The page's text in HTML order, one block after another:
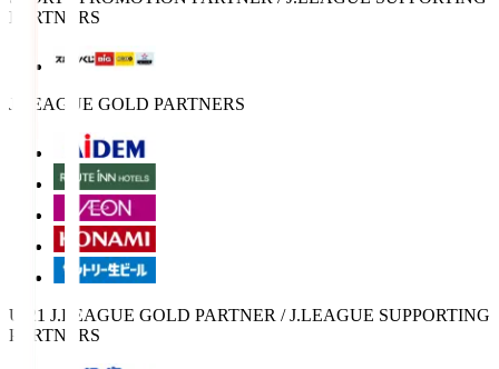
PARTNERS
J.LEAGUE GOLD PARTNERS
U-21 J.LEAGUE GOLD PARTNER / J.LEAGUE SUPPORTING
PARTNERS